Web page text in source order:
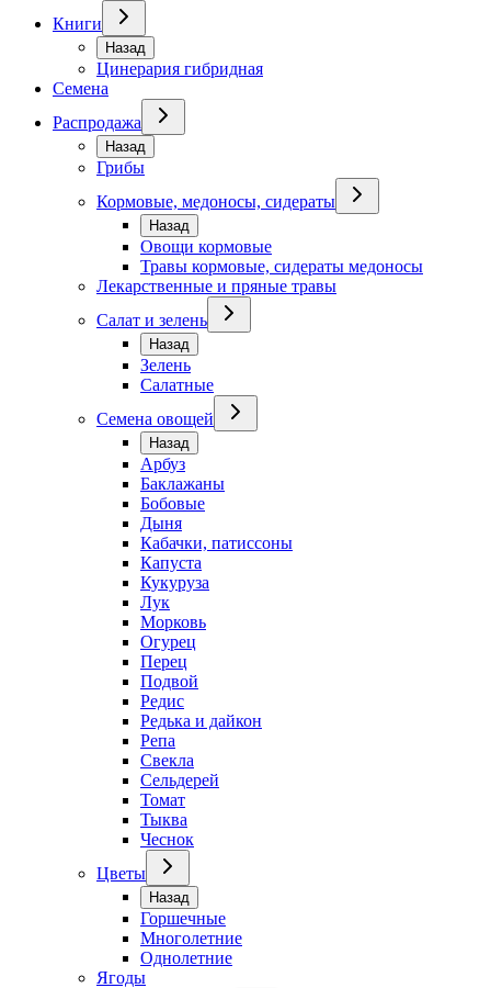
Книги
Назад
Цинерария гибридная
Семена
Распродажа
Назад
Грибы
Кормовые, медоносы, сидераты
Назад
Овощи кормовые
Травы кормовые, сидераты медоносы
Лекарственные и пряные травы
Салат и зелень
Назад
Зелень
Салатные
Семена овощей
Назад
Арбуз
Баклажаны
Бобовые
Дыня
Кабачки, патиссоны
Капуста
Кукуруза
Лук
Морковь
Огурец
Перец
Подвой
Редис
Редька и дайкон
Репа
Свекла
Сельдерей
Томат
Тыква
Чеснок
Цветы
Назад
Горшечные
Многолетние
Однолетние
Ягоды